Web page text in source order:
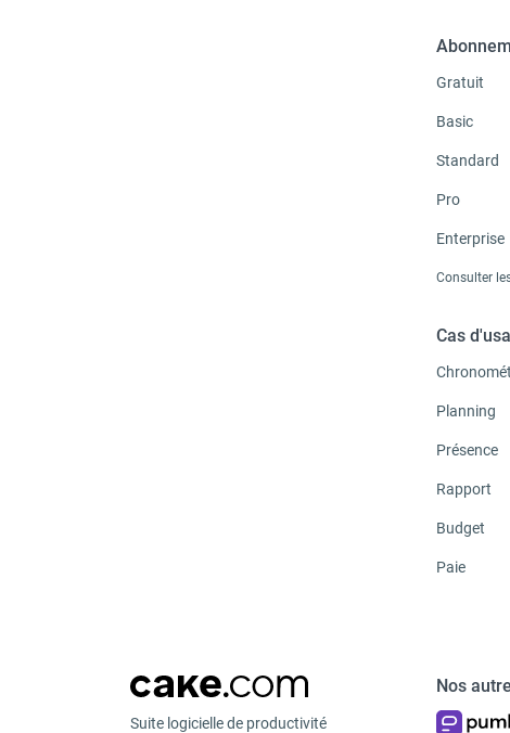
Gratuit
Basic
Standard
Pro
Enterprise
Consulter
Cas
Planning
Présence
Rapport
Budget
Paie
Suite logicielle de productivité
Nos